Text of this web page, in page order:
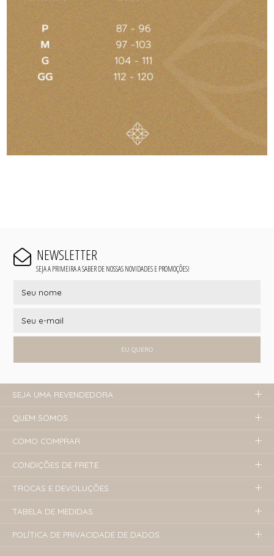
NEWSLETTER
SEJA A PRIMEIRA A SABER DE NOSSAS NOVIDADES E PROMOÇÕES!
EU QUERO
SEJA UMA REVENDEDORA
QUEM SOMOS
COMO COMPRAR
CONDIÇÕES DE FRETE
TROCAS E DEVOLUÇÕES
TABELA DE MEDIDAS
POLÍTICA DE PRIVACIDADE DE DADOS